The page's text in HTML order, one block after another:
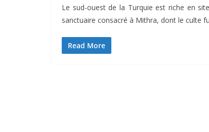
Le sud-ouest de la Turquie est riche en
sanctuaire consacré à Mithra, dont le culte
Read More